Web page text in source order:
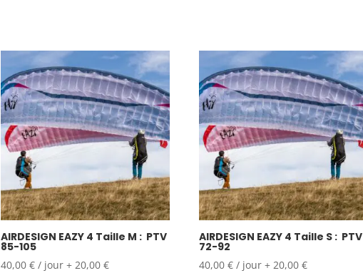
1.500,00 €.1.400,00 €.
AIRDESIGN EAZY 4 Taille M : PTV
85-105
40,00€ / jour + 20,00€
AIRDESIGN EAZY 4 Taille S : PTV
72-92
40,00€ / jour + 20,00€